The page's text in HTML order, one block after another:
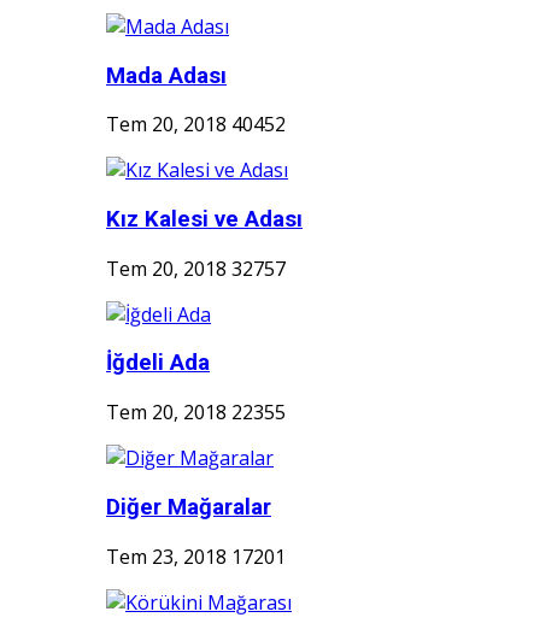
Mada Adası
Tem 20, 2018 40452
Kız Kalesi ve Adası
Tem 20, 2018 32757
İğdeli Ada
Tem 20, 2018 22355
Diğer Mağaralar
Tem 23, 2018 17201